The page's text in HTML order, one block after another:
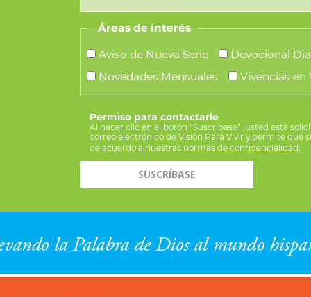
Áreas de interés
Aviso de Nueva Serie
Devocional
Novedades Mensuales
Vivencias en
Permiso para contactarle
Al hacer clic en el botón “Suscríbase”, usted está
correo electrónico de Visión Para Vivir y permite que
de acuerdo a nuestras normas de confidencialidad.